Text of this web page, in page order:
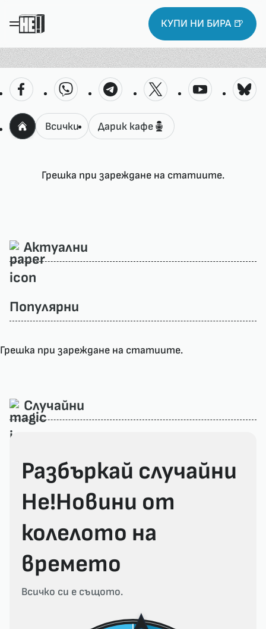
КУПИ НИ БИРА 🍺
Всички Дарик кафе
Грешка при зареждане на статиите.
Актуални
Популярни
Грешка при зареждане на статиите.
Случайни
Разбъркай случайни
Не!Новини от
колелото на
времето
Всичко си е същото.